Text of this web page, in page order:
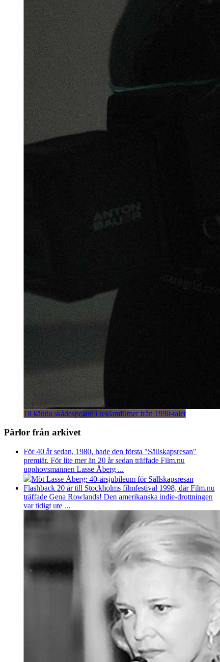
18 kända skådespelare i reklamfilmer från 1990-talet
Pärlor från arkivet
För 40 år sedan, 1980, hade den första "Sällskapsresan"
premiär. För lite mer än 20 år sedan träffade Film.nu
upphovsmannen Lasse Åberg ...
Möt Lasse Åberg: 40-årsjubileum för Sällskapsresan
Flashback 20 år till Stockholms filmfestival 1998, där Film.nu
träffade Gena Rowlands! Den amerikanska indie-drottningen
var tidigt ute ...